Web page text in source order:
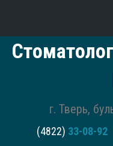
г. Тверь,
(4822) 33-08-92